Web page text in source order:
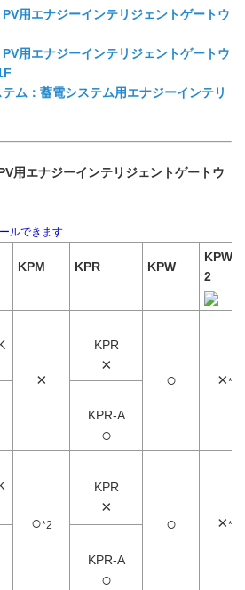
用エナジーインテリジェントゲートウ
用エナジーインテリジェントゲートウ
ム：蓄電システム用エナジーインテリ
用エナジーインテリジェントゲートウ
KPM KPR KPW
KPW-
2
×
KPR
×
○ ×*3
KPR-A
○
○*2
KPR
×
○
×*3
KPR-A
○